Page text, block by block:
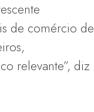
de comércio de
relevante”, diz